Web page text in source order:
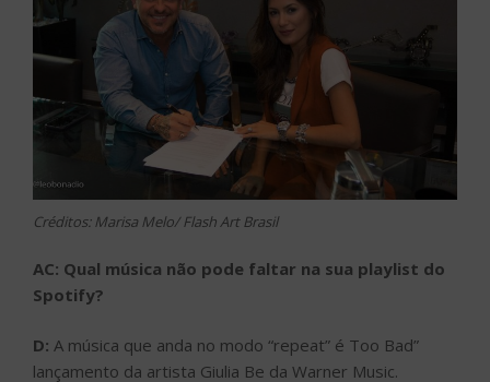
Créditos: Marisa Melo/ Flash Art Brasil
AC: Qual música não pode faltar na sua playlist do
Spotify?
D: A música que anda no modo “repeat” é Too Bad”
lançamento da artista Giulia Be da Warner Music.